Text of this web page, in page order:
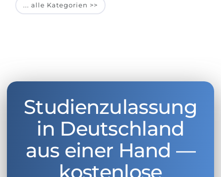
... alle Kategorien >>
Studienzulassung
in Deutschland
aus einer Hand —
kostenlose